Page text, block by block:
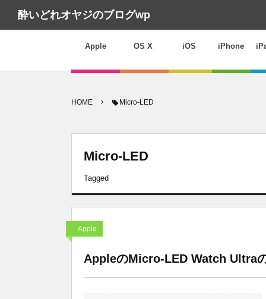
酔いどれオヤジのブログwp
Apple OS X iOS iPhone
HOME Micro-LED
Micro-LED
Tagged
Apple
AppleのMicro-LED Watch Ultra